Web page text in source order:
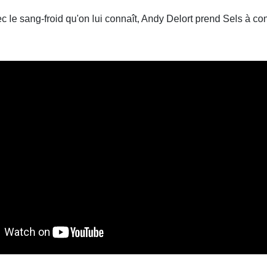
le sang-froid qu'on lui connaît, Andy Delort prend Sels à